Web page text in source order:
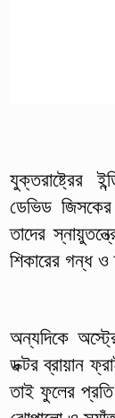
যুক্তরাষ্ট্রের
ডেভিড
তাদের
শিকারের গন্ধ ও
অন্যদিকে
ডক্টর ব্রায়ান
তাই ফুলের